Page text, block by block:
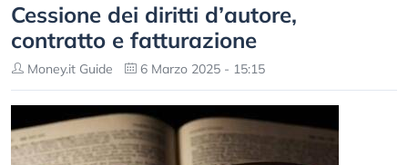
Cessione dei diritti d’autore,
contratto e fatturazione
Money.it Guide 6 Marzo 2025 - 15:15